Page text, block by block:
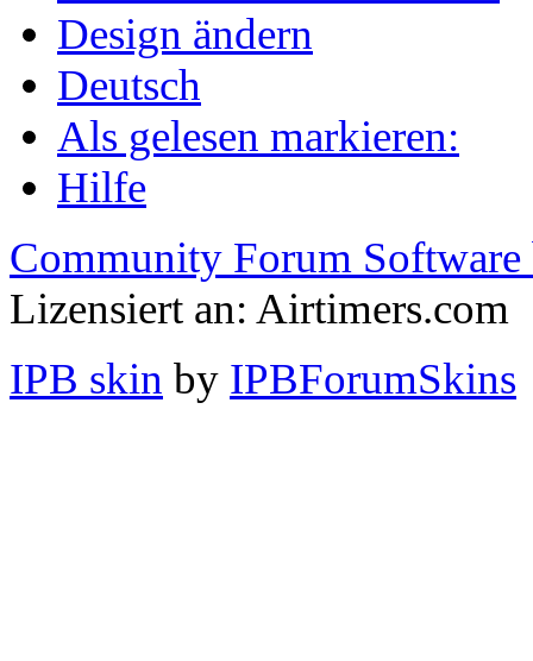
Design ändern
Deutsch
Als gelesen markieren:
Hilfe
Community Forum Software
Lizensiert an: Airtimers.com
IPB skin by IPBForumSkins